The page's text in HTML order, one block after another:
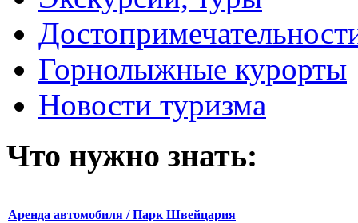
Горнолыжные курорты
Новости туризма
Что нужно знать:
Аренда автомобиля / Парк Швейцария